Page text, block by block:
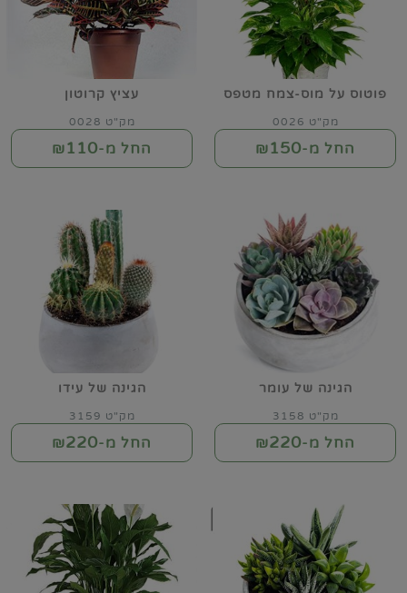
פוטוס על מוס-צמח מטפס
מק"ט 0026
החל מ-₪150
עציץ קרוטון
מק"ט 0028
החל מ-₪110
הגינה של עומר
מק"ט 3158
החל מ-₪220
הגינה של עידו
מק"ט 3159
החל מ-₪220